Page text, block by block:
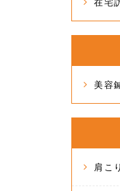
在宅
美容
肩こり